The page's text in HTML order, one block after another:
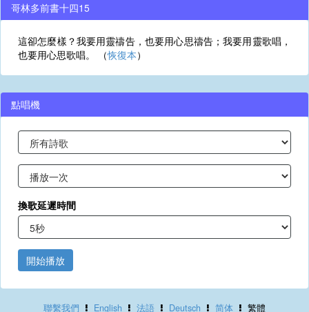
哥林多前書十四15
這卻怎麼樣？我要用靈禱告，也要用心思禱告；我要用靈歌唱，
也要用心思歌唱。 （恢復本）
點唱機
換歌延遲時間
開始播放
聯繫我們 English 法語 Deutsch 简体 繁體